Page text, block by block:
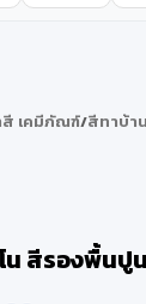
เคมีภัณฑ์/สีทาบ้าน
น สีรองพื้นปู